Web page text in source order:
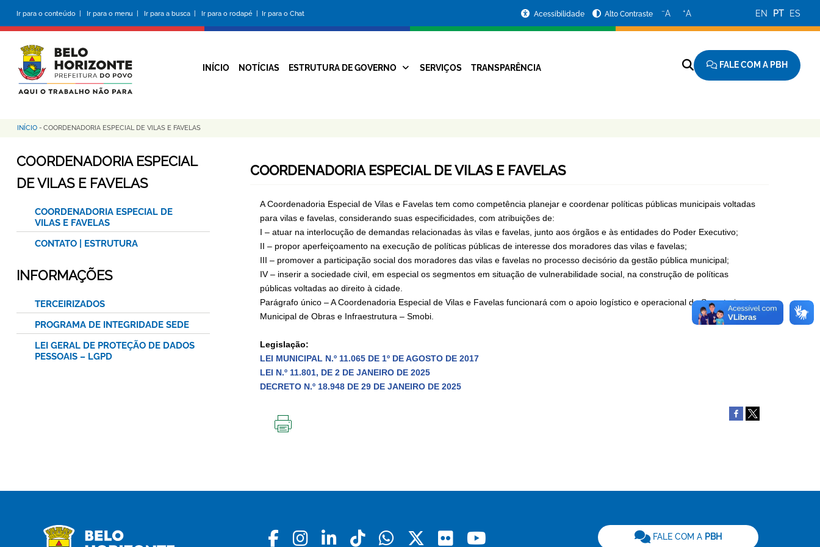
conteúdo
principal
Ir para o conteúdo | Ir para o menu | Ir para a busca | Ir para o rodapé | Ir para o Chat
da
Prefeitura
Acessibilidade Alto Contraste −A +A EN PT ES
Navegação
INÍCIO NOTÍCIAS ESTRUTURA DE GOVERNO SERVIÇOS TRANSPARÊNCIA FALE COM A PBH
Trilha
de
navegação
INÍCIO - COORDENADORIA ESPECIAL DE VILAS E FAVELAS
COORDENADORIA ESPECIAL DE VILAS E FAVELAS
A Coordenadoria Especial de Vilas e Favelas tem como competência planejar e coordenar políticas públicas municipais voltadas
para vilas e favelas, considerando suas especificidades, com atribuições de:
I – atuar na interlocução de demandas relacionadas às vilas e favelas, junto aos órgãos e às entidades do Poder Executivo;
II – propor aperfeiçoamento na execução de políticas públicas de interesse dos moradores das vilas e favelas;
III – promover a participação social dos moradores das vilas e favelas no processo decisório da gestão pública municipal;
IV – inserir a sociedade civil, em especial os segmentos em situação de vulnerabilidade social, na construção de políticas
públicas voltadas ao direito à cidade.
Parágrafo único – A Coordenadoria Especial de Vilas e Favelas funcionará com o apoio logístico e operacional da Secretaria
Municipal de Obras e Infraestrutura – Smobi.
Legislação:
LEI MUNICIPAL N.º 11.065 DE 1º DE AGOSTO DE 2017
LEI N.º 11.801, DE 2 DE JANEIRO DE 2025
DECRETO N.º 18.948 DE 29 DE JANEIRO DE 2025
COORDENADORIA ESPECIAL
DE VILAS E FAVELAS
COORDENADORIA ESPECIAL DE
VILAS E FAVELAS
CONTATO | ESTRUTURA
INFORMAÇÕES
TERCEIRIZADOS
PROGRAMA DE INTEGRIDADE SEDE
LEI GERAL DE PROTEÇÃO DE DADOS
PESSOAIS – LGPD
Facebook
Instagram
LinkedinTiktokWhatsapp
X Flickr FALE COM A PBH